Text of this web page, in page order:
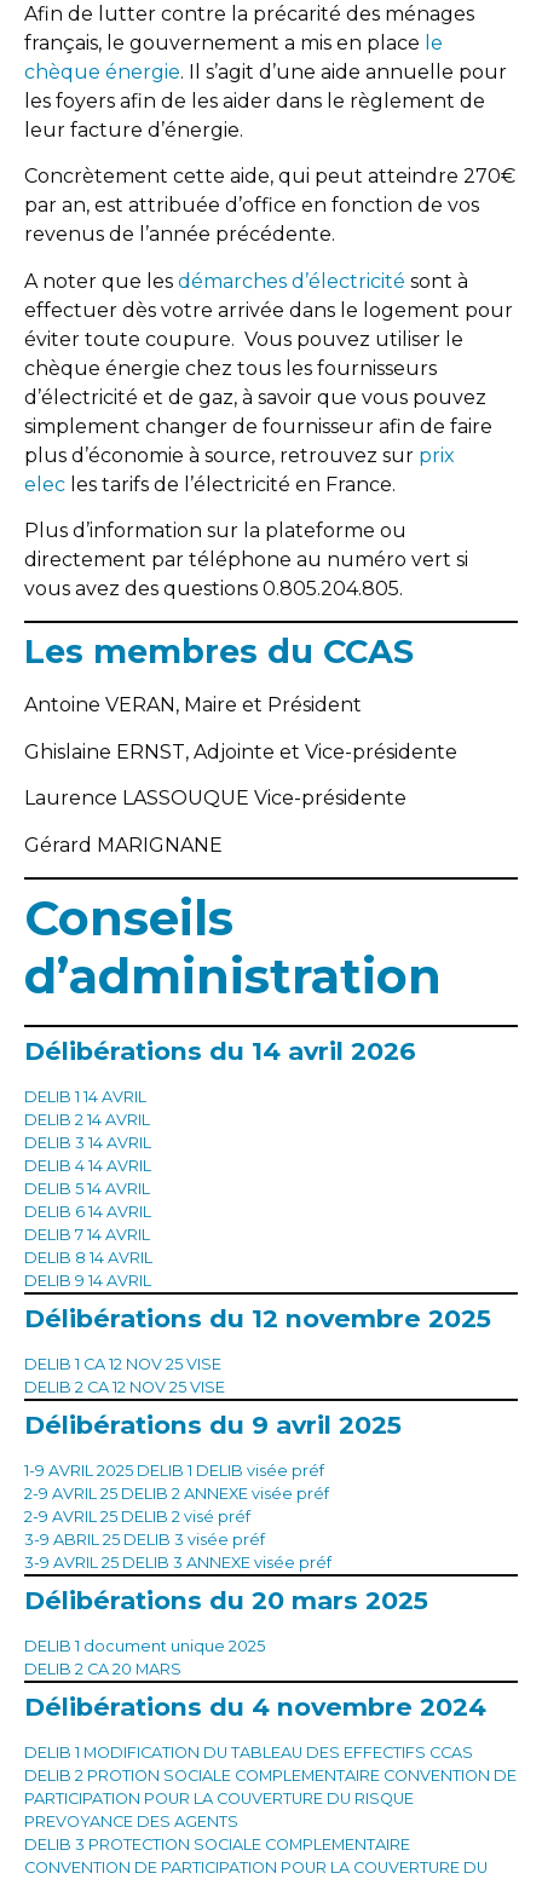
Afin de lutter contre la précarité des ménages
français, le gouvernement a mis en place le
chèque énergie. Il s’agit d’une aide annuelle pour
les foyers afin de les aider dans le règlement de
leur facture d’énergie.
Concrètement cette aide, qui peut atteindre 270€
par an, est attribuée d’office en fonction de vos
revenus de l’année précédente.
A noter que les démarches d’électricité sont à
effectuer dès votre arrivée dans le logement pour
éviter toute coupure. Vous pouvez utiliser le
chèque énergie chez tous les fournisseurs
d’électricité et de gaz, à savoir que vous pouvez
simplement changer de fournisseur afin de faire
plus d’économie à source, retrouvez sur prix
elec les tarifs de l’électricité en France.
Plus d’information sur la plateforme ou
directement par téléphone au numéro vert si
vous avez des questions 0.805.204.805.
Les membres du CCAS
Antoine VERAN, Maire et Président
Ghislaine ERNST, Adjointe et Vice-présidente
Laurence LASSOUQUE Vice-présidente
Gérard MARIGNANE
Conseils
d’administration
Délibérations du 14 avril 2026
DELIB 1 14 AVRIL
DELIB 2 14 AVRIL
DELIB 3 14 AVRIL
DELIB 4 14 AVRIL
DELIB 5 14 AVRIL
DELIB 6 14 AVRIL
DELIB 7 14 AVRIL
DELIB 8 14 AVRIL
DELIB 9 14 AVRIL
Délibérations du 12 novembre 2025
DELIB 1 CA 12 NOV 25 VISE
DELIB 2 CA 12 NOV 25 VISE
Délibérations du 9 avril 2025
1-9 AVRIL 2025 DELIB 1 DELIB visée préf
2-9 AVRIL 25 DELIB 2 ANNEXE visée préf
2-9 AVRIL 25 DELIB 2 visé préf
3-9 ABRIL 25 DELIB 3 visée préf
3-9 AVRIL 25 DELIB 3 ANNEXE visée préf
Délibérations du 20 mars 2025
DELIB 1 document unique 2025
DELIB 2 CA 20 MARS
Délibérations du 4 novembre 2024
DELIB 1 MODIFICATION DU TABLEAU DES EFFECTIFS CCAS
DELIB 2 PROTION SOCIALE COMPLEMENTAIRE CONVENTION DE
PARTICIPATION POUR LA COUVERTURE DU RISQUE
PREVOYANCE DES AGENTS
DELIB 3 PROTECTION SOCIALE COMPLEMENTAIRE
CONVENTION DE PARTICIPATION POUR LA COUVERTURE DU